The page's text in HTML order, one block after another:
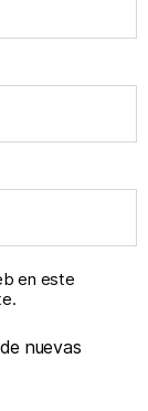
en este
nuevas